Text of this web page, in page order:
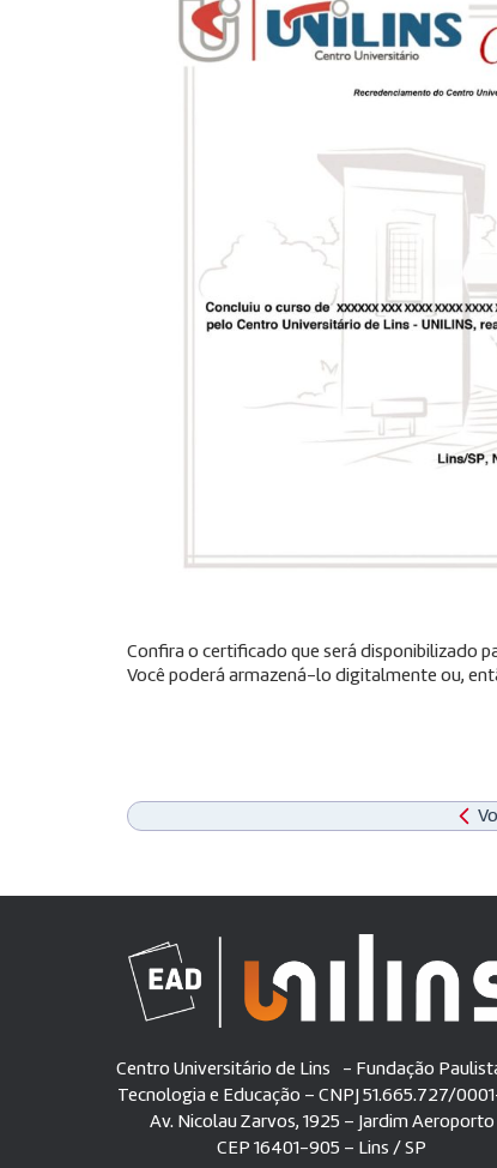
Confira o certificado que será disponibilizado
Você poderá armazená-lo digitalmente ou,
Centro Universitário de Lins - Fundação
Tecnologia e Educação – CNPJ 51.665.727/
Av. Nicolau Zarvos, 1925 – Jardim Aeroporto
CEP 16401-905 – Lins / SP